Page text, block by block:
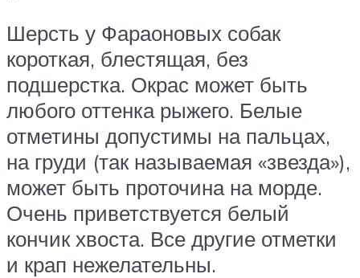
Шерсть у Фараоновых собак
короткая, блестящая, без
подшерстка. Окрас может быть
любого оттенка рыжего. Белые
отметины допустимы на пальцах,
на груди (так называемая «звезда»),
может быть проточина на морде.
Очень приветствуется белый
кончик хвоста. Все другие отметки
и крап нежелательны.